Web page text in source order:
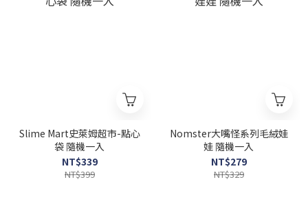
Slime Mart史萊姆超市-點心
袋 隨機一入
NT$339
NT$399
Nomster大嘴怪系列毛絨娃
娃 隨機一入
NT$279
NT$329